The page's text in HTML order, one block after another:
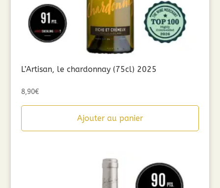
L’Artisan, le chardonnay (75cl) 2025
8,90€
Ajouter au panier